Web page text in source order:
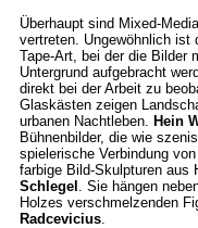
Überhaupt sind Mixed-
vertreten. Ungewöhnlich ist
Tape-Art, bei der die Bilder
Untergrund aufgebracht
direkt bei der Arbeit zu
Glaskästen zeigen
urbanen Nachtleben. Hein
Bühnenbilder, die wie
spielerische Verbindung
farbige Bild-Skulpturen
Schlegel . Sie hängen
Holzes verschmelzenden
Radcevicius.